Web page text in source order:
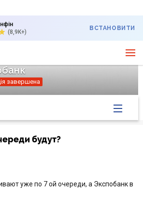
(8,9K+)
ВСТАНОВИТИ
завершена
будут?
уже по 7 ой очереди, а Экспобанк в